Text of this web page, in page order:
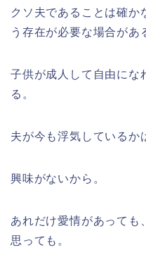
クソ夫であることは確か
う存在が必要な場合があ
子供が成人して自由にな
る。
夫が今も浮気しているか
興味がないから。
あれだけ愛情があっても
思っても。